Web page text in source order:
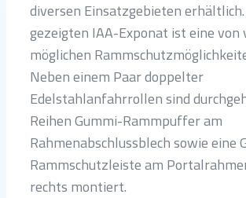
diversen Einsatzgebieten
gezeigten IAA-Exponat ist eine von
möglichen
Neben einem Paar doppelter
Edelstahlanfahrrollen sind
Reihen Gummi-Rammpuffer am
Rahmenabschlussblech sowie eine
Rammschutzleiste am
rechts montiert.